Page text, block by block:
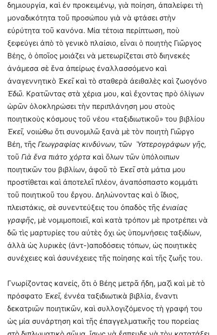
δημιουργία, καὶ ἐν προκειμένῳ, γιὰ ποίηση, ἀπαλείφει τὴ
μοναδικότητα τοῦ προσώπου γιὰ νὰ φτάσει στὴν
εὐρύτητα τοῦ κανόνα. Μία τέτοια περίπτωση, ποὺ
ξεφεύγει ἀπὸ τὸ γενικὸ πλαίσιο, εἶναι ὁ ποιητὴς Γιῶργος
Βέης, ὁ ὁποῖος μοιάζει νὰ μετεωρίζεται στὸ διηνεκές
ἀνάμεσα σὲ ἕνα ἀπείρως ἐναλλασσόμενο καὶ
ἀναγεννητικὸ Ἐκεῖκαὶ τὸ σταθερὰ ἀειθαλὲς καὶ ζωογόνο
Ἐδῶ. Κρατῶντας στὰ χέρια μου, καὶ ἔχοντας πρὸ ὀλίγων
ὡρῶν ὁλοκληρώσει τὴν περιπλάνηση μου στοὺς
ποιητικοὺς κόσμους τοῦ νέου «ταξιδιωτικοῦ» του βιβλίου
Ἐκεῖ, νοιώθω ὅτι συνομιλῶ ξανὰ μὲ τὸν ποιητὴ Γιῶργο
Βέη, τῆς Γεωγραφίας κινδύνων, τῶν Ὑστερογράφων γῆς,
τοῦ Γιὰ ἕνα πιάτο χόρτα καὶ ὅλων τῶν ὑπόλοιπων
ποιητικῶν του βιβλίων, ἀφοῦ τὸ Ἐκεῖστὰ μάτια μου
προστίθεται καὶ ἀποτελεῖ πλέον, ἀναπόσπαστο κομμάτι
τοῦ ποιητικοῦ του ἔργου. Δηλώνοντας καὶ ὁ ἴδιος,
πλειστάκις, σὲ συνεντεύξεις του ὀπαδὸς τῆς ἑνιαίας
γραφῆς, μὲ νομιμοποιεῖ, καὶ κατὰ τρόπον μὲ προτρέπει νὰ
δῶ τὶς μαρτυρίες του αὐτὲς ὄχι ὡς ὑπομνήσεις ταξιδίων,
ἀλλὰ ὡς λυρικὲς (ἀντ-)αποδόσεις τόπων, ὡς ποιητικὲς
συνέχειες καὶ ἀσυνέχειες τῆς ποίησης καὶ τῆς ζωῆς του.
Γνωρίζοντας κανείς, ὅτι ὁ Βέης μετρᾶ ἤδη, μαζὶ καὶ μὲ τὸ
πρόσφατο Ἐκεῖ, ἐννέα ταξιδιωτικὰ βιβλία, ἔναντι
δεκατριῶν ποιητικῶν, καὶ συλλογιζόμενος τὴ γραφή του
ὡς μία συνάρτηση καὶ τῆς ἐπαγγελματικῆς του πορείας